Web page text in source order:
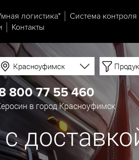
логистика" Система
Контакты
Красноуфимск
800 77 55 460
в город Красноуфимск